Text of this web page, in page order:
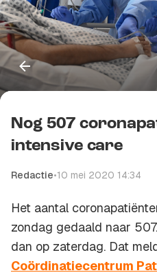
Nog 507
intensive care
Redactie•10 mei 2020 14:34
Het aantal
zondag gedaald naar
dan op zaterdag. Dat
Coördinatiecentrum